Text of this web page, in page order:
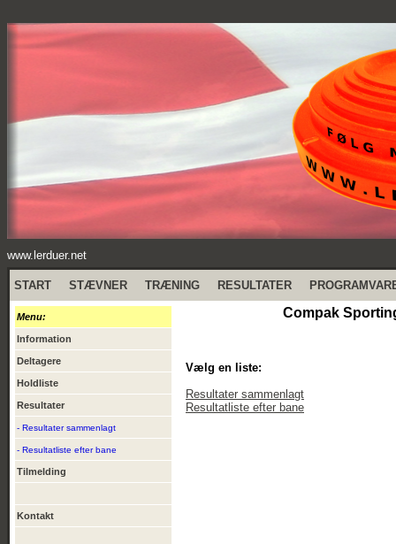
www.lerduer.net
START STÆVNER TRÆNING RESULTATER
Menu:
Information
Deltagere
Holdliste
Resultater
- Resultater sammenlagt
- Resultatliste efter bane
Tilmelding
Kontakt
Compak
Vælg en liste:
Resultater sammenlagt
Resultatliste efter bane